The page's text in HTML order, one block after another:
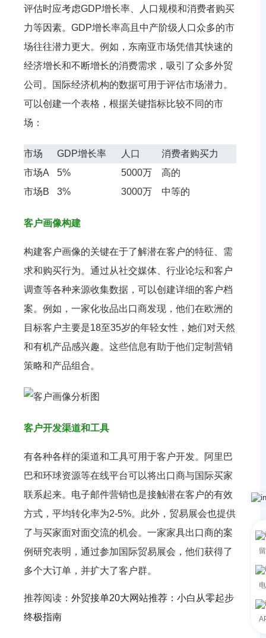
评估时应考虑GDP增长率、人口规模和消费者购买
力等因素。GDP增长率高且中产阶级人口众多的市
场往往潜力更大。例如，东南亚市场凭借其快速的
经济增长和不断增长的消费需求，吸引了众多外贸
公司。国际经济机构的数据可用于评估市场潜力。
可以创建一个表格，根据关键指标比较不同的市
场：
市场 GDP增长率 人口
消费者购买力
市场A
5% 5000万
高的
市场B
3% 3000万 中等的
客户画像构建
构建客户画像的关键在于了解潜在客户的特征、需
求和购买行为。通过从社交媒体、行业论坛和客户
调查等各种来源收集数据，可以创建详细的客户档
案。例如，一家化妆品出口商发现，他们在欧洲的
目标客户主要是18至35岁的年轻女性，她们对天然
和有机产品感兴趣。这些信息有助于他们定制营销
策略和产品组合。
客户开发渠道和工具
有各种各样的渠道和工具可用于客户开发。阿里巴
巴和环球资源等在线平台可以将出口商与国际买家
联系起来。电子邮件营销也是接触潜在客户的有效
方式，平均转化率为2-5%。此外，贸易展会也提供
了与买家面对面交流的机会。一家家具出口商的案
例研究表明，通过参加国际贸易展会，他们获得了
多个大订单，并扩大了客户群。
推荐阅读： 外贸接单20大网站推荐：小白从零起步
终极指南